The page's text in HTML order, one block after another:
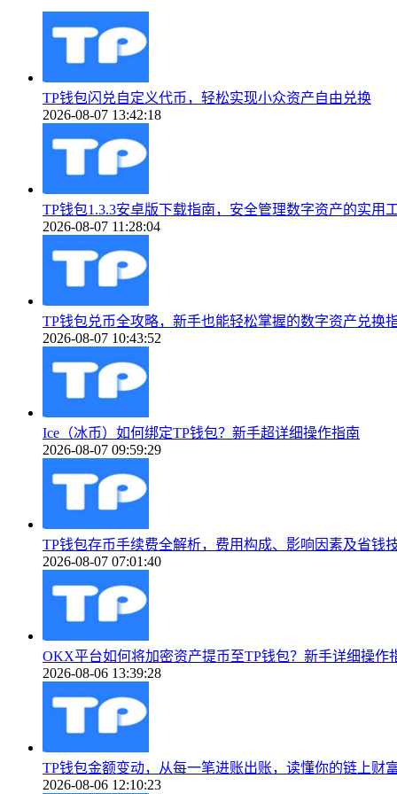
TP钱包闪兑自定义代币，轻松实现小众资产自由兑换
2026-08-07 13:42:18
TP钱包1.3.3安卓版下载指南，安全管理数字资产的实用
2026-08-07 11:28:04
TP钱包兑币全攻略，新手也能轻松掌握的数字资产兑换
2026-08-07 10:43:52
Ice（冰币）如何绑定TP钱包？新手超详细操作指南
2026-08-07 09:59:29
TP钱包存币手续费全解析，费用构成、影响因素及省钱
2026-08-07 07:01:40
OKX平台如何将加密资产提币至TP钱包？新手详细操作
2026-08-06 13:39:28
TP钱包金额变动，从每一笔进账出账，读懂你的链上财
2026-08-06 12:10:23